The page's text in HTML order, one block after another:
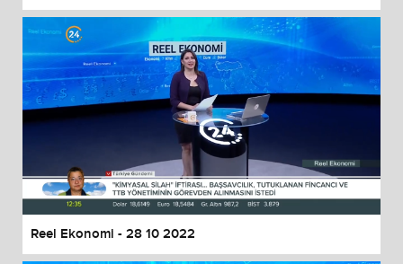
Reel Ekonomi - 28 10 2022